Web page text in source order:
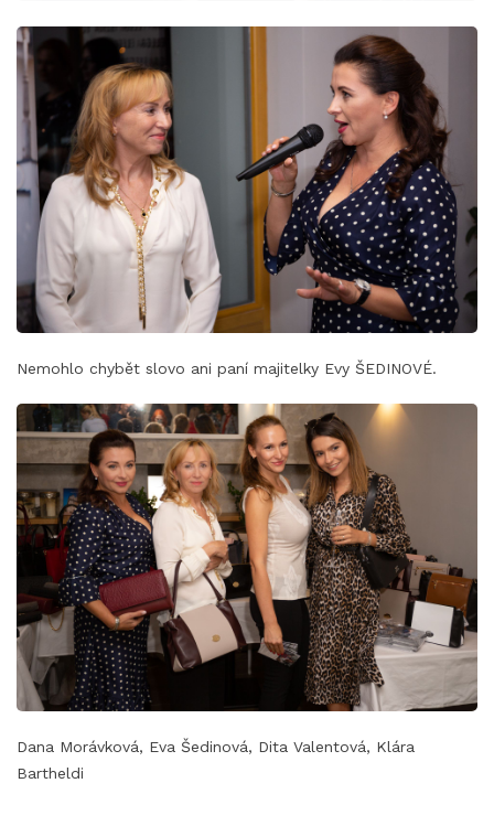
Nemohlo chybět slovo ani paní majitelky Evy ŠEDINOVÉ.
Dana Morávková, Eva Šedinová, Dita Valentová, Klára
Bartheldi